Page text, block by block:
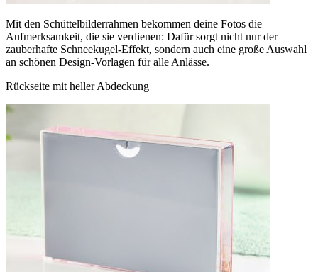
Mit den Schüttelbilderrahmen bekommen deine Fotos die
Aufmerksamkeit, die sie verdienen: Dafür sorgt nicht nur der
zauberhafte Schneekugel-Effekt, sondern auch eine große Auswahl
an schönen Design-Vorlagen für alle Anlässe.
Rückseite mit heller Abdeckung